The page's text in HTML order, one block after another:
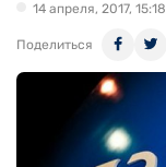
14 апреля, 2017, 15:18
Поделиться